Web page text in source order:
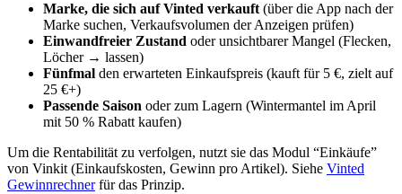
Marke, die sich auf Vinted verkauft (über die App nach der
Marke suchen, Verkaufsvolumen der Anzeigen prüfen)
Einwandfreier Zustand oder unsichtbarer Mangel (Flecken,
Löcher → lassen)
Fünfmal den erwarteten Einkaufspreis (kauft für 5 €, zielt auf
25 €+)
Passende Saison oder zum Lagern (Wintermantel im April
mit 50 % Rabatt kaufen)
Um die Rentabilität zu verfolgen, nutzt sie das Modul “Einkäufe”
von Vinkit (Einkaufskosten, Gewinn pro Artikel). Siehe Vinted
Gewinnrechnerfür das Prinzip.